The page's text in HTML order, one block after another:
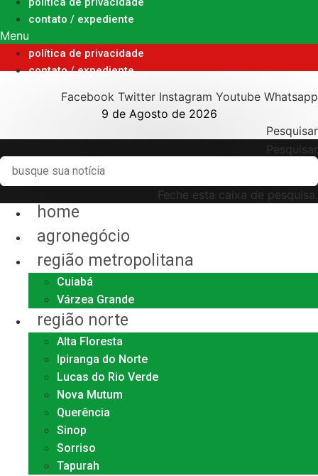
para
o
conteúdo
contato / expediente
Menu
política de privacidade
contato / expediente
Facebook Twitter Instagram Youtube Whatsapp
9 de Agosto de 2026
Pesquisar
Pesquisar
Feche esta caixa de pesquisa.
home
agronegócio
região metropolitana
Cuiabá
Várzea Grande
região norte
Alta Floresta
Ipiranga do Norte
Lucas do Rio Verde
Nova Mutum
Querência
Sinop
Sorriso
Tapurah